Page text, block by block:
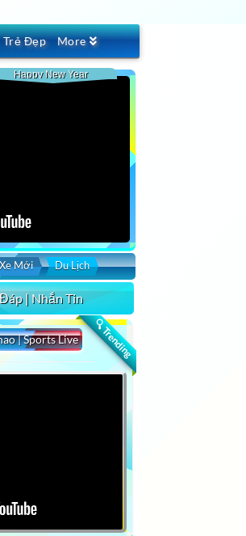
Trẻ Đẹp More
Happy New Year
Mới Du Lịch
| Nhắn Tin
🔍 Trending
| Sports Live